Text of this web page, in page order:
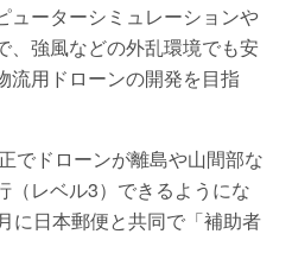
ューターシミュレーションや
、強風などの外乱環境でも安
流用ドローンの開発を目指
でドローンが離島や山間部な
（レベル3）できるようにな
に日本郵便と共同で「補助者